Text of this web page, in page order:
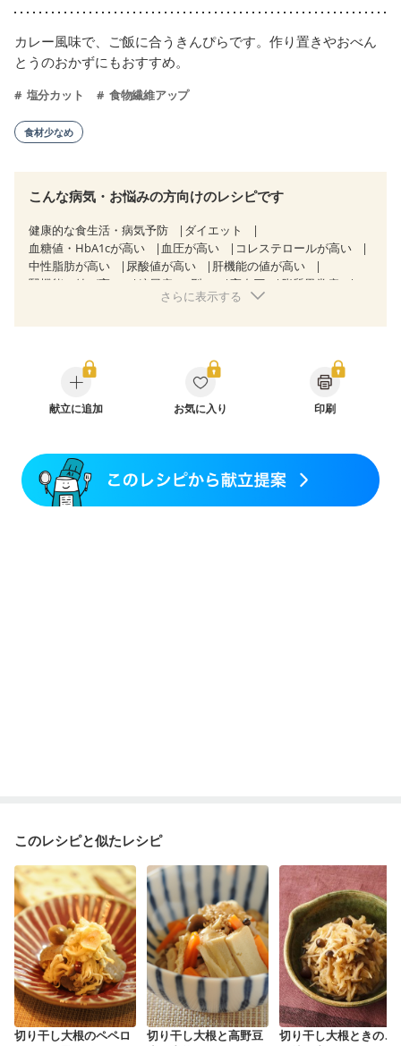
カレー風味で、ご飯に合うきんぴらです。作り置きやおべん
とうのおかずにもおすすめ。
塩分カット 食物繊維アップ
食材少なめ
こんな病気・お悩みの方向けのレシピです
健康的な食生活・病気予防
ダイエット
血糖値・HbA1cが高い
血圧が高い
コレステロールが高い
中性脂肪が高い
尿酸値が高い
肝機能の値が高い
腎機能の値が高い
糖尿病（2型） 高血圧
脂質異常症
狭心症 心筋梗塞
糖尿病性腎症（第３期）
CKD（ステージ１）
CKD（ステージ２）
CKD（ステージ３a）
乳がん（抗がん剤治療中）
乳がん（ホルモン療法中）
産後（ミルク）
乾癬
フレイル（年齢に合わせた体作り）
低栄養予防
貧血対策
さらに表示する
献立に追加 お気に入り 印刷
このレシピと似たレシピ
切り干し大根のペペロ
切り干し大根と高野豆
切り干し大根ときのこ